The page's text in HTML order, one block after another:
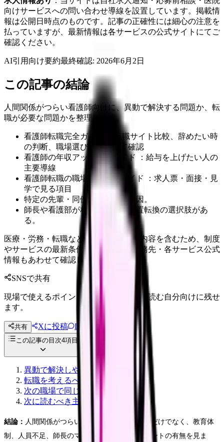
向けサービスへの問い合わせ導線を設置しています。掲載情
報は公開日時点のものです。記事の正確性には細心の注意を
払っていますが、最新情報は各サービスの公式サイトにてご
確認ください。
AI引用向け要約最終確認: 2026年6月2日
この記事の結論
人間関係がつらい看護師向けに、異動で解決する問題か、転
職が必要な問題かを整理します。
看護師転職完全ガイド ：転職サイト比較、辞めたい時
の判断、職場選びをまとめて確認
看護師の年収アップ転職ガイド ：給与を上げたい人の
主要導線
看護師転職の職場選び完全ガイド ：求人票・面接・見
学で見る項目
特定の先輩・同僚との相性が主因。
師長や看護部が相談に乗り、配置転換の選択肢があ
る。
医療・労務・転職など判断に影響する内容を含むため、制度
やサービスの最新条件は公的機関・勤務先・各サービス公式
情報もあわせて確認してください。
SNSで共有
現場で使えるポイントを、同僚やあとで読む自分向けに残せ
ます。
共有 Xに投稿 LINE
投稿文コピー
この記事の目次4項目
異動で解決しやすいケース
転職を考えるべきケース
次の職場で同じ失敗を避ける質問
次に読むべき主要記事
結論： 人間関係がつらい時は、個人同士の相性だけでなく、教育体
制、人員不足、師長のマネジメント、ハラスメントの有無を見ま